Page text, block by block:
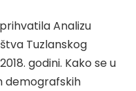
Analizu
Tuzlanskog
godini. Kako se u
demografskih